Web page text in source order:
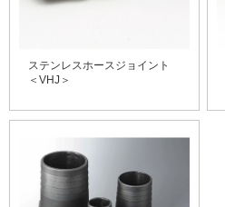
ステンレスホースジョイント
＜VHJ＞